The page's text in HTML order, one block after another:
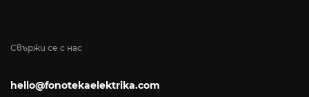
Свържи се с нас
hello@fonotekaelektrika.com